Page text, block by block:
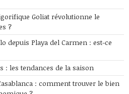
Goliat révolutionne le
?
depuis Playa del Carmen : est-ce
: les tendances de la saison
: comment trouver le bien